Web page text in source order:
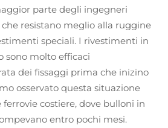
parte degli ingegneri
resistano meglio alla ruggine
speciali. I rivestimenti in
sono molto efficaci
dei fissaggi prima che inizino
osservato questa situazione
costiere, dove bulloni in
entro pochi mesi.